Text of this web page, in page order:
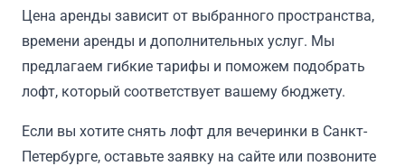
Цена аренды зависит от выбранного пространства,
времени аренды и дополнительных услуг. Мы
предлагаем гибкие тарифы и поможем подобрать
лофт, который соответствует вашему бюджету.
Если вы хотите снять лофт для вечеринки в Санкт-
Петербурге, оставьте заявку на сайте или позвоните